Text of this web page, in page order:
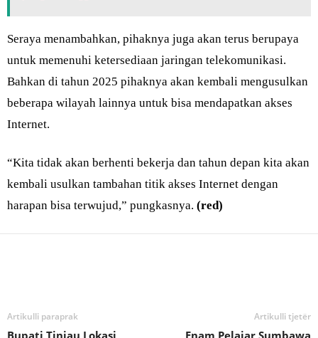
Seraya menambahkan, pihaknya juga akan terus berupaya
untuk memenuhi ketersediaan jaringan telekomunikasi.
Bahkan di tahun 2025 pihaknya akan kembali mengusulkan
beberapa wilayah lainnya untuk bisa mendapatkan akses
Internet.
“Kita tidak akan berhenti bekerja dan tahun depan kita akan
kembali usulkan tambahan titik akses Internet dengan
harapan bisa terwujud,” pungkasnya. (red)
Artikulli paraprak
Bupati Tinjau Lokasi
Artikulli tjetër
Enam Pelajar Sumbawa